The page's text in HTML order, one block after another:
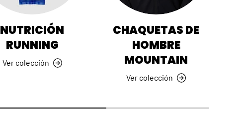
NUTRICIÓN
RUNNING
Ver colección
CHAQUETAS DE
HOMBRE
MOUNTAIN
Ver colección